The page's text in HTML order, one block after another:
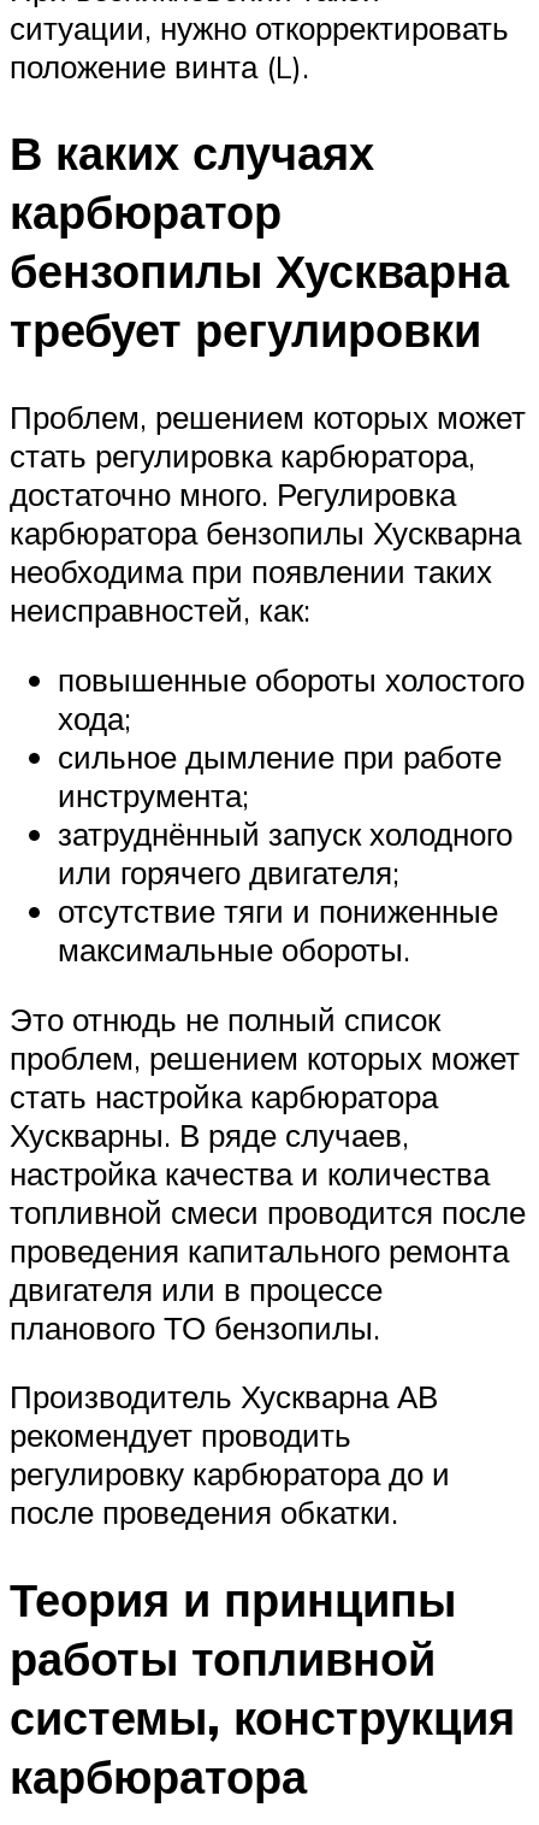
ситуации, нужно откорректировать
положение винта (L).
В каких случаях
карбюратор
бензопилы Хускварна
требует регулировки
Проблем, решением которых может
стать регулировка карбюратора,
достаточно много. Регулировка
карбюратора бензопилы Хускварна
необходима при появлении таких
неисправностей, как:
повышенные обороты холостого
хода;
сильное дымление при работе
инструмента;
затруднённый запуск холодного
или горячего двигателя;
отсутствие тяги и пониженные
максимальные обороты.
Это отнюдь не полный список
проблем, решением которых может
стать настройка карбюратора
Хускварны. В ряде случаев,
настройка качества и количества
топливной смеси проводится после
проведения капитального ремонта
двигателя или в процессе
планового ТО бензопилы.
Производитель Хускварна АВ
рекомендует проводить
регулировку карбюратора до и
после проведения обкатки.
Теория и принципы
работы топливной
системы, конструкция
карбюратора